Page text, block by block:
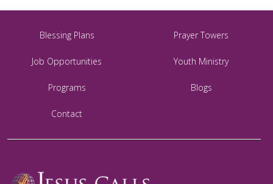
Blessing Plans Prayer Towers
Job Opportunities Youth Ministry
Programs Blogs
Contact